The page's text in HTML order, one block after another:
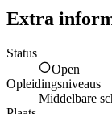
Extra
Status
Open
Opleidingsniveaus
Middelbare